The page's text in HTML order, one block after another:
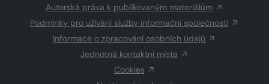
Autorská práva k publikovaným materiálům
Podmínky pro užívání služby informační společnosti
Informace o zpracování osobních údajů
Jednotná kontaktní místa
Cookies